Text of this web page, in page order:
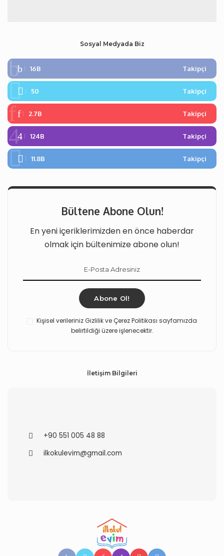
Sosyal Medyada Biz
16B Takipçi
50 Takipçi
2.7B Takipçi
124B Takipçi
11.8B Takipçi
Bültene Abone Olun!
En yeni içeriklerimizden en önce haberdar
olmak için bültenimize abone olun!
Abone Ol!
Kişisel verileriniz Gizlilik ve Çerez Politikası sayfamızda
belirtildiği üzere işlenecektir.
İletişim Bilgileri
+90 551 005 48 88
ilkokulevim@gmail.com